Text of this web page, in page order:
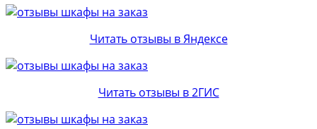
Читать отзывы в Яндексе
Читать отзывы в 2ГИС